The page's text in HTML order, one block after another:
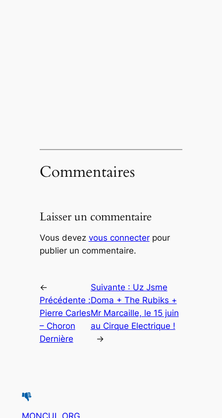
Commentaires
Laisser un commentaire
Vous devez vous connecterpour
publier un commentaire.
←
Précédente :
Pierre Carles
– Choron
Dernière
Suivante : Uz Jsme
Doma + The Rubiks +
Mr Marcaille, le 15 juin
au Cirque Electrique !
→
MONCUL.ORG